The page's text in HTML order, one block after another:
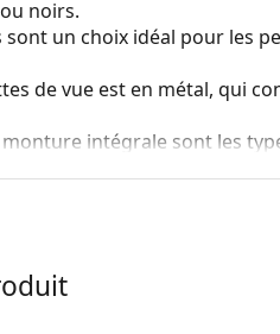
noirs.
un choix idéal pour les
de vue est en métal, qui
monture intégrale sont les
design remarquable. L'un
entièrement le verre, et
réglables permettent de
de nez s'adaptent à la